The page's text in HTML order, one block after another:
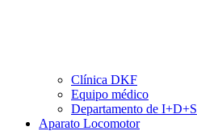
Clínica DKF
Equipo médico
Departamento de I+D+S
Aparato Locomotor